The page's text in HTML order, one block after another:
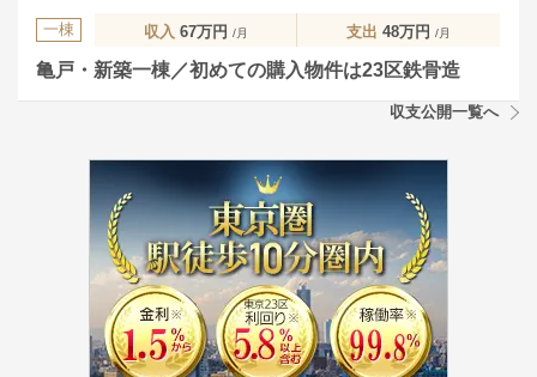
一棟 収入 67万円 /月 支出 48万円 /月
亀戸・新築一棟／初めての購入物件は23区鉄骨造
収支公開一覧へ